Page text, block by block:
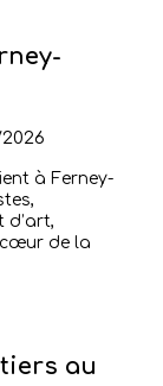
à Ferney-
d’art,
de la
au